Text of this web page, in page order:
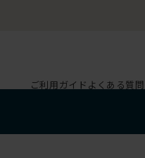
ご利用ガイド よくある質問